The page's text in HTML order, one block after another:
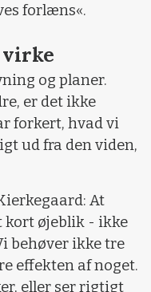
forlæns«.
virke
og planer.
er det ikke
forkert, hvad vi
ud fra den viden,
At
kort øjeblik - ikke
behøver ikke tre
effekten af noget.
eller ser rigtigt